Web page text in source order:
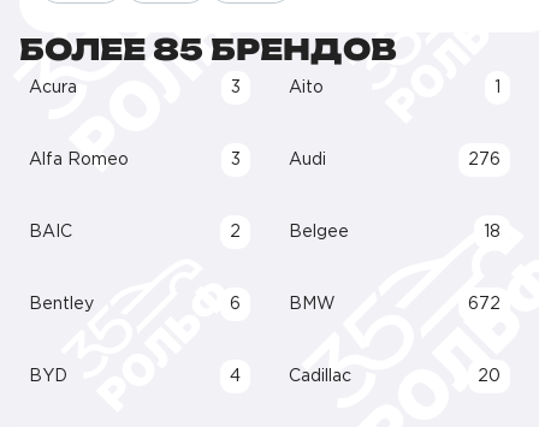
БОЛЕЕ 85 БРЕНДОВ
Acura 3 Aito
Alfa Romeo 3 Audi 276
BAIC 2 Belgee 18
Bentley 6 BMW 672
BYD 4 Cadillac 20